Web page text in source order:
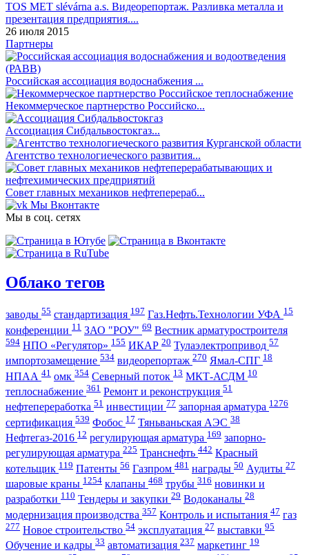
TOS MET slévárna a.s. Видеорепортаж. Разливка металла и
презентация предприятия....
26 июля 2015
Партнеры
Российская ассоциация водоснабжения ...
Некоммерческое партнерство Российско...
Ассоциация Сибдальвостокгаз...
Агентство технологиеческого развития...
Совет главных механиков нефтеперераб...
Мы Вконтакте
Мы в соц. сетях
Облако тегов
заводы 55 стандартизация 197 Газ.Нефть.Технологии УФА 15
конференции 11 ЗАО "РОУ" 69 Вестник арматуростроителя
594 НПО «Регулятор» 155 ИКАР 20 Тулаэлектропривод 57
импортозамещение 534 видеорепортаж 270 Ямал-СПГ 18
НПАА 41 омк 354 Северный поток 13 МКТ-АСДМ 10
теплоснабжение 361 Ремонт и реконструкция 51
нефтепереработка 51 инвестиции 77 запорная арматура 1276
сертификация 539 Фобос 17 Тяньваньская АЭС 38
Нефтегаз-2016 12 регулирующая арматура 169 запорно-
регулирующая арматура 225 Транснефть 442 Красный
котельщик 119 Патенты 56 Газпром 481 награды 50 Аудиты 27
шаровые краны 1254 клапаны 468 трубы 316 новинки и
разработки 110 Тендеры и закупки 29 Водоканалы 28
модернизация производства 357 Контроль и испытания 47 газ
277 Новое строительство 54 эксплуатация 27 выставки 95
Обучение и кадры 33 автоматизация 237 маркетинг 19